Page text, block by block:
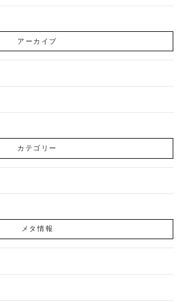
アーカイブ
カテゴリー
メタ情報